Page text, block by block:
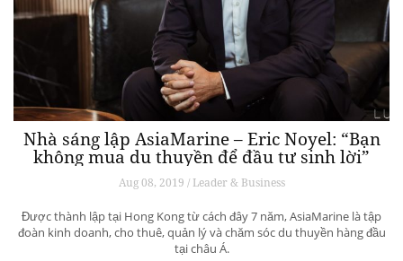
Nhà sáng lập AsiaMarine – Eric Noyel: “Bạn
không mua du thuyền để đầu tư sinh lời”
Aug 08, 2019 / Leader & Business
Được thành lập tại Hong Kong từ cách đây 7 năm, AsiaMarine là tập
đoàn kinh doanh, cho thuê, quản lý và chăm sóc du thuyền hàng đầu
tại châu Á.